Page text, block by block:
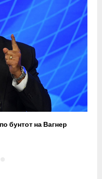
бунтот на Вагнер